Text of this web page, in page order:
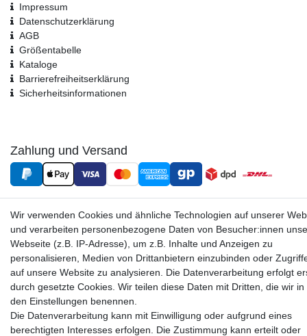
Impressum
Daten­schutz­erklärung
AGB
Größentabelle
Kataloge
Barrierefreiheitserklärung
Sicherheitsinformationen
Zahlung und Versand
Sport-Versand24 Community
Sport-Versand24 Team Fan-Shop´s & Partner
Wir verwenden Cookies und ähnliche Technologien auf unserer
und verarbeiten personenbezogene Daten von Besucher:innen
Webseite (z.B. IP-Adresse), um z.B. Inhalte und Anzeigen zu
personalisieren, Medien von Drittanbietern einzubinden oder
auf unsere Website zu analysieren. Die Datenverarbeitung erfolgt
durch gesetzte Cookies. Wir teilen diese Daten mit Dritten, die wir in
den Einstellungen benennen.
Die Datenverarbeitung kann mit Einwilligung oder aufgrund eines
berechtigten Interesses erfolgen. Die Zustimmung kann erteilt oder